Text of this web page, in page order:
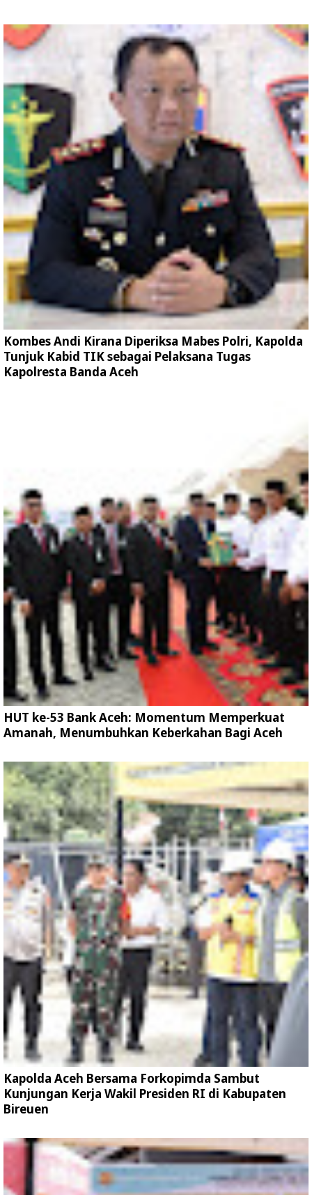
Kombes Andi Kirana Diperiksa Mabes Polri, Kapolda
Tunjuk Kabid TIK sebagai Pelaksana Tugas
Kapolresta Banda Aceh
HUT ke-53 Bank Aceh: Momentum Memperkuat
Amanah, Menumbuhkan Keberkahan Bagi Aceh
Kapolda Aceh Bersama Forkopimda Sambut
Kunjungan Kerja Wakil Presiden RI di Kabupaten
Bireuen